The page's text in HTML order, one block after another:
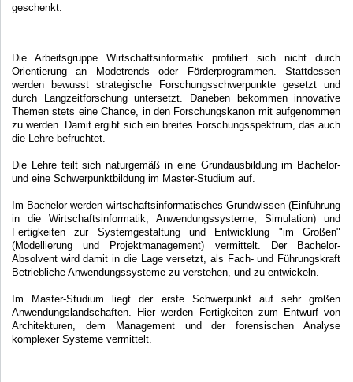
geschenkt.
Die Arbeitsgruppe Wirtschaftsinformatik profiliert sich nicht durch
Orientierung an Modetrends oder Förderprogrammen. Stattdessen
werden bewusst strategische Forschungsschwerpunkte gesetzt und
durch Langzeitforschung untersetzt. Daneben bekommen innovative
Themen stets eine Chance, in den Forschungskanon mit aufgenommen
zu werden. Damit ergibt sich ein breites Forschungsspektrum, das auch
die Lehre befruchtet.
Die Lehre teilt sich naturgemäß in eine Grundausbildung im Bachelor-
und eine Schwerpunktbildung im Master-Studium auf.
Im Bachelor werden wirtschaftsinformatisches Grundwissen (Einführung
in die Wirtschaftsinformatik, Anwendungssysteme, Simulation) und
Fertigkeiten zur Systemgestaltung und Entwicklung "im Großen"
(Modellierung und Projektmanagement) vermittelt. Der Bachelor-
Absolvent wird damit in die Lage versetzt, als Fach- und Führungskraft
Betriebliche Anwendungssysteme zu verstehen, und zu entwickeln.
Im Master-Studium liegt der erste Schwerpunkt auf sehr großen
Anwendungslandschaften. Hier werden Fertigkeiten zum Entwurf von
Architekturen, dem Management und der forensischen Analyse
komplexer Systeme vermittelt.